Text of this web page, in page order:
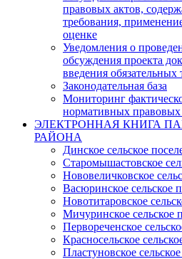
правовых актов,
требования,
оценке
Уведомления о
обсуждения проекта
введения обязательных
Законодательная база
Мониторинг
нормативных правовых
ЭЛЕКТРОННАЯ КНИГА
РАЙОНА
Динское сельское
Старомышастовское
Нововеличковское
Васюринское сельское
Новотитаровское
Мичуринское сельское
Первореченское
Красносельское
Пластуновское